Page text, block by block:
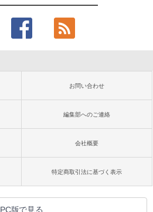
お問い合わせ
編集部へのご連絡
会社概要
特定商取引法に基づく表示
PC版で見る